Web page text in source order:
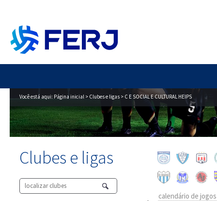
Você está aqui: Página inicial > Clubes e ligas > C E SOCIAL E CULTURAL HEIPS
Clubes e ligas
calendário de jogos